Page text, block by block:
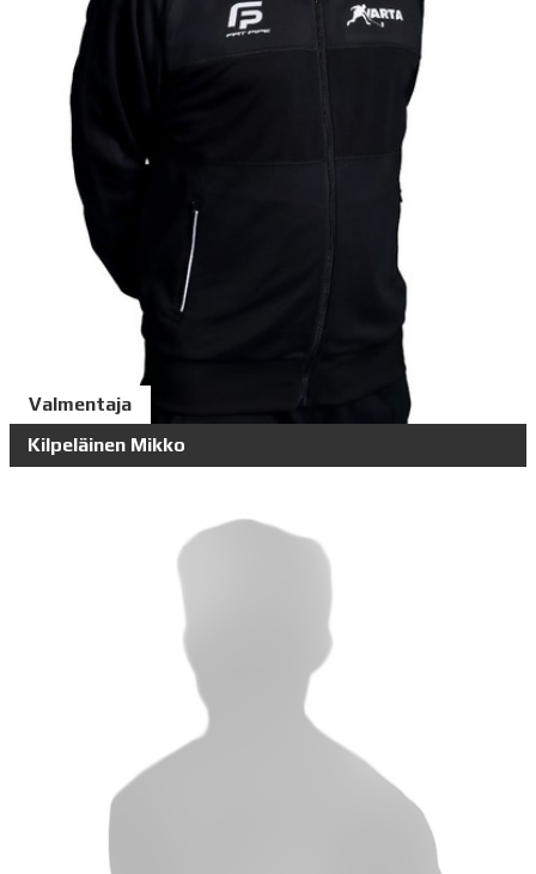
Valmentaja
Kilpeläinen Mikko